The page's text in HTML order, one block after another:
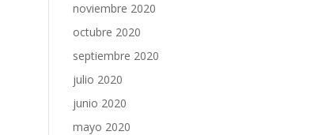
noviembre 2020
octubre 2020
septiembre 2020
julio 2020
junio 2020
mayo 2020